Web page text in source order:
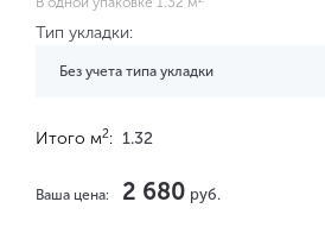
Тип укладки:
Без учета типа укладки
Итого м2: 1.32
Ваша цена: 2 680 руб.